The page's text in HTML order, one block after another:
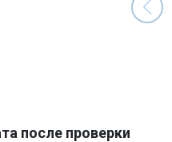
после проверки